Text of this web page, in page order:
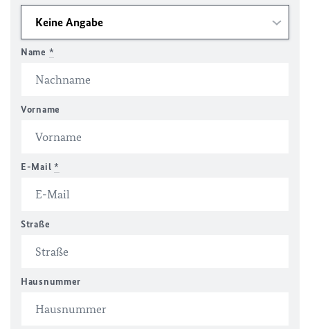
Name *
Vorname
E-Mail *
Straße
Hausnummer